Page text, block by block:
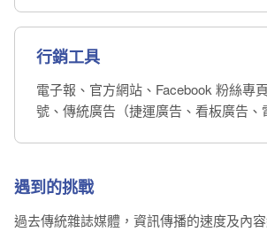
行銷工具
電子報、官方網站、Facebook 粉絲專
號、傳統廣告（捷運廣告、看板廣告、
遇到的挑戰
過去傳統雜誌媒體，資訊傳播的速度及內